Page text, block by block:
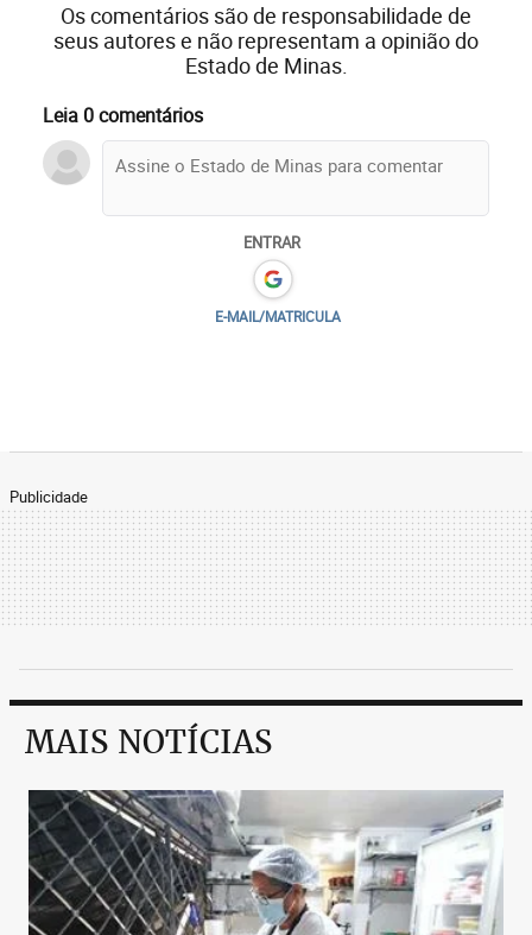
Os comentários são de responsabilidade de
seus autores e não representam a opinião do
Estado de Minas.
Leia 0 comentários
ENTRAR
E-MAIL/MATRICULA
Publicidade
MAIS NOTÍCIAS